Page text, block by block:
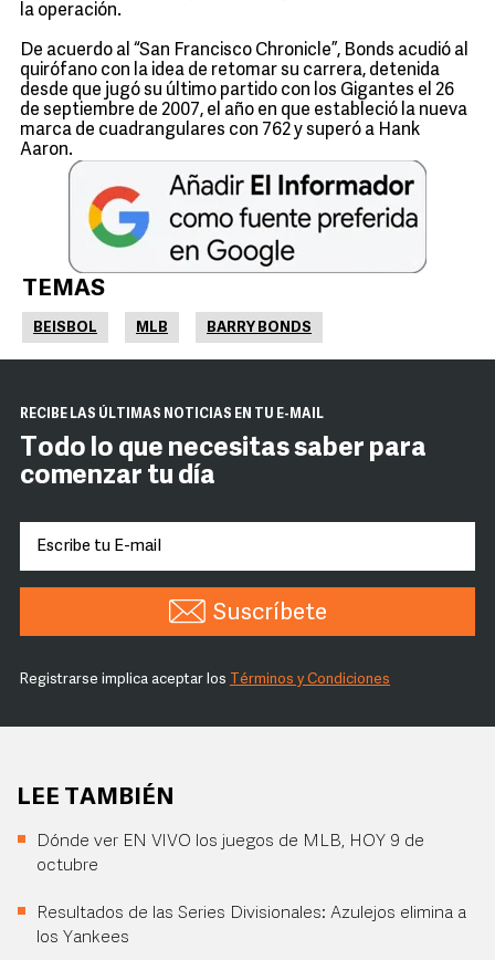
la operación.
De acuerdo al “San Francisco Chronicle”, Bonds acudió al
quirófano con la idea de retomar su carrera, detenida
desde que jugó su último partido con los Gigantes el 26
de septiembre de 2007, el año en que estableció la nueva
marca de cuadrangulares con 762 y superó a Hank
Aaron.
TEMAS
BEISBOL MLB BARRY BONDS
RECIBE LAS ÚLTIMAS NOTICIAS EN TU E-MAIL
Todo lo que necesitas saber para
comenzar tu día
Suscríbete
Registrarse implica aceptar los Términos y Condiciones
LEE TAMBIÉN
Dónde ver EN VIVO los juegos de MLB, HOY 9 de
octubre
Resultados de las Series Divisionales: Azulejos elimina a
los Yankees